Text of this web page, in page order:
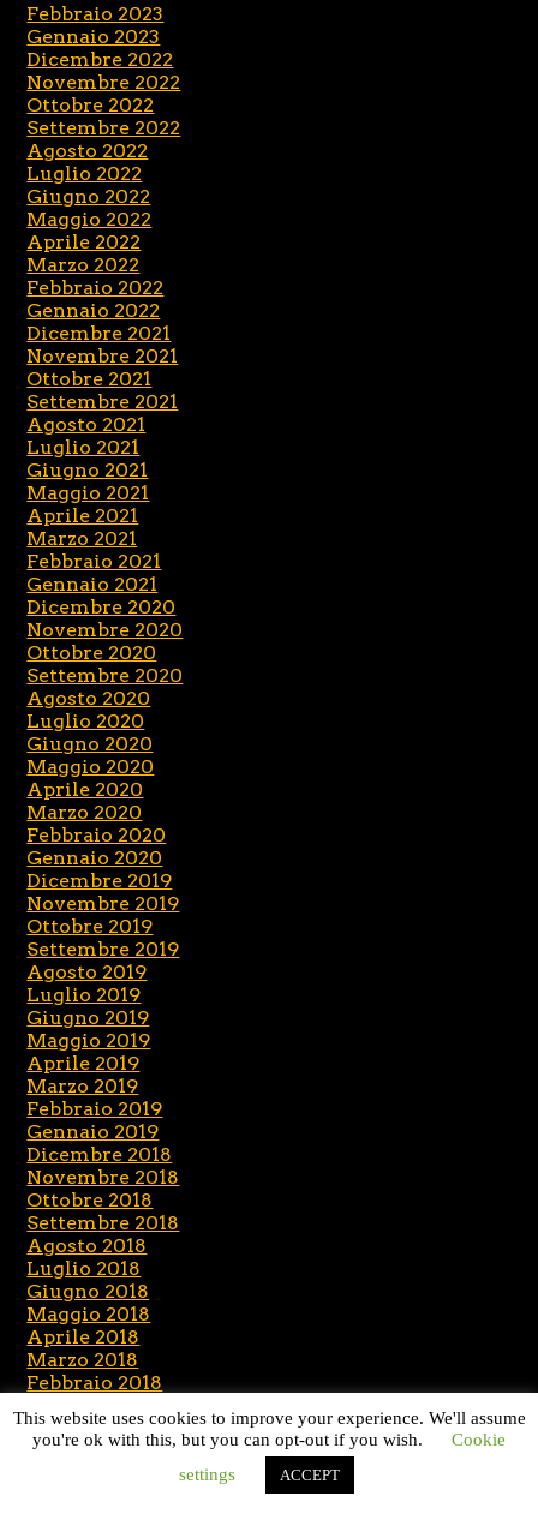
Febbraio 2023
Gennaio 2023
Dicembre 2022
Novembre 2022
Ottobre 2022
Settembre 2022
Agosto 2022
Luglio 2022
Giugno 2022
Maggio 2022
Aprile 2022
Marzo 2022
Febbraio 2022
Gennaio 2022
Dicembre 2021
Novembre 2021
Ottobre 2021
Settembre 2021
Agosto 2021
Luglio 2021
Giugno 2021
Maggio 2021
Aprile 2021
Marzo 2021
Febbraio 2021
Gennaio 2021
Dicembre 2020
Novembre 2020
Ottobre 2020
Settembre 2020
Agosto 2020
Luglio 2020
Giugno 2020
Maggio 2020
Aprile 2020
Marzo 2020
Febbraio 2020
Gennaio 2020
Dicembre 2019
Novembre 2019
Ottobre 2019
Settembre 2019
Agosto 2019
Luglio 2019
Giugno 2019
Maggio 2019
Aprile 2019
Marzo 2019
Febbraio 2019
Gennaio 2019
Dicembre 2018
Novembre 2018
Ottobre 2018
Settembre 2018
Agosto 2018
Luglio 2018
Giugno 2018
Maggio 2018
Aprile 2018
Marzo 2018
Febbraio 2018
Dicembre 2017
Novembre 2017
This website uses cookies to improve your experience. We'll assume
you're ok with this, but you can opt-out if you wish.
Cookie
settings
ACCEPT